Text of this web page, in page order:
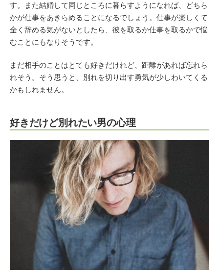
す。また結婚して同じところに暮らすようになれば、どちら
かが仕事をあきらめることになるでしょう。仕事が楽しくて
全く辞める気がないとしたら、彼を取るか仕事を取るかで悩
むことにもなりそうです。
まだ相手のことはとても好きだけれど、距離があれば忘れら
れそう。そう思うと、別れを切り出す勇気が少しわいてくる
かもしれません。
好きだけど別れたい男の心理